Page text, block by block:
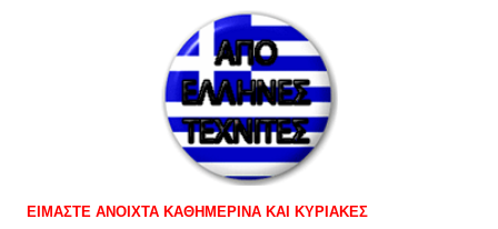
ΕΙΜΑΣΤΕ ΑΝΟΙΧΤΑ ΚΑΘΗΜΕΡΙΝΑ ΚΑΙ ΚΥΡΙΑΚΕΣ